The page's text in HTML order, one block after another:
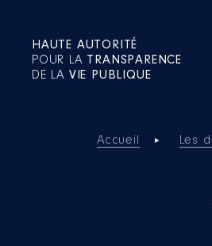
HAUTE AUTORITÉ
POUR LA TRANSPARENCE
DE LA VIE PUBLIQUE
Accueil Les